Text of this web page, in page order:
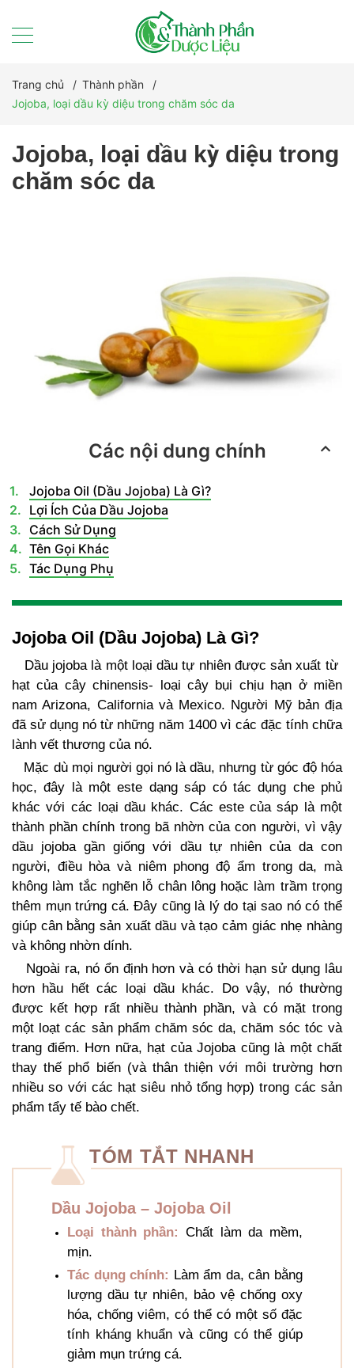
Trang chủ / Thành phần
/
Jojoba, loại dầu kỳ diệu trong chăm sóc da
Jojoba, loại dầu kỳ diệu trong
chăm sóc da
Các nội dung chính
Jojoba Oil (Dầu Jojoba) Là Gì?
Lợi Ích Của Dầu Jojoba
Cách Sử Dụng
Tên Gọi Khác
Tác Dụng Phụ
Jojoba Oil (Dầu Jojoba) Là Gì?
Dầu jojoba là một loại dầu tự nhiên được sản xuất từ ​​
hạt của cây chinensis- loại cây bụi chịu hạn ở miền
nam Arizona, California và Mexico. Người Mỹ bản địa
đã sử dụng nó từ những năm 1400 vì các đặc tính chữa
lành vết thương của nó.
Mặc dù mọi người gọi nó là dầu, nhưng từ góc độ hóa
học, đây là một este dạng sáp có tác dụng che phủ
khác với các loại dầu khác. Các este của sáp là một
thành phần chính trong bã nhờn của con người, vì vậy
dầu jojoba gần giống với dầu tự nhiên của da con
người, điều hòa và niêm phong độ ẩm trong da, mà
không làm tắc nghẽn lỗ chân lông hoặc làm trầm trọng
thêm mụn trứng cá. Đây cũng là lý do tại sao nó có thể
giúp cân bằng sản xuất dầu và tạo cảm giác nhẹ nhàng
và không nhờn dính.
Ngoài ra, nó ổn định hơn và có thời hạn sử dụng lâu
hơn hầu hết các loại dầu khác. Do vậy, nó thường
được kết hợp rất nhiều thành phần, và có mặt trong
một loạt các sản phẩm chăm sóc da, chăm sóc tóc và
trang điểm. Hơn nữa, hạt của Jojoba cũng là một chất
thay thế phổ biến (và thân thiện với môi trường hơn
nhiều so với các hạt siêu nhỏ tổng hợp) trong các sản
phẩm tẩy tế bào chết.
TÓM TẮT NHANH
Dầu Jojoba – Jojoba Oil
Loại thành phần: Chất làm da mềm,
mịn.
Tác dụng chính: Làm ẩm da, cân bằng
lượng dầu tự nhiên, bảo vệ chống oxy
hóa, chống viêm, có thể có một số đặc
tính kháng khuẩn và cũng có thể giúp
giảm mụn trứng cá.